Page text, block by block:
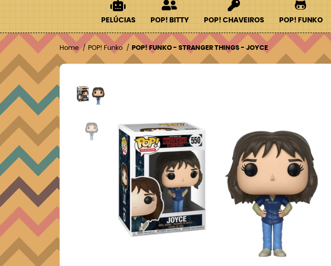
PELÚCIAS POP! BITTY POP! CHAVEIROS POP! FUNKO
Home POP! Funko POP! FUNKO - STRANGER THINGS - JOYCE